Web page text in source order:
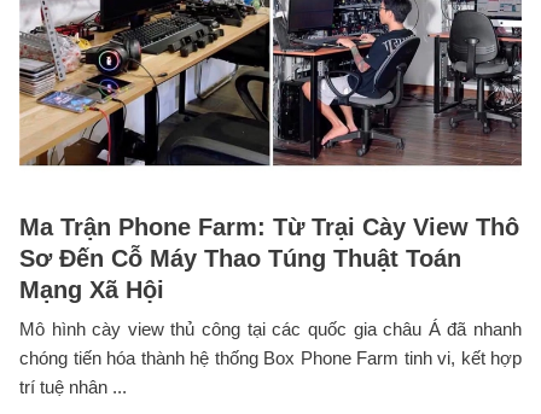
Ma Trận Phone Farm: Từ Trại Cày View Thô
Sơ Đến Cỗ Máy Thao Túng Thuật Toán
Mạng Xã Hội
Mô hình cày view thủ công tại các quốc gia châu Á đã nhanh
chóng tiến hóa thành hệ thống Box Phone Farm tinh vi, kết hợp
trí tuệ nhân ...